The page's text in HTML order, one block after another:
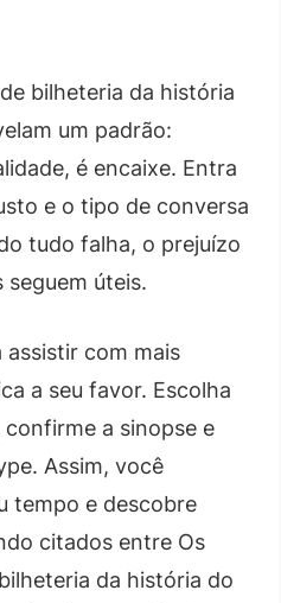
bilheteria da história
um padrão:
é encaixe. Entra
e o tipo de conversa
tudo falha, o prejuízo
seguem úteis.
assistir com mais
a seu favor. Escolha
a sinopse e
Assim, você
tempo e descobre
citados entre Os
da história do